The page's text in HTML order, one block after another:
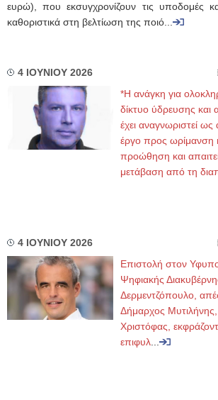
ευρώ), που εκσυγχρονίζουν τις υποδομές
καθοριστικά στη βελτίωση της ποιό...
4 ΙΟΥΝΙΟΥ 2026
*H ανάγκη για
δίκτυο ύδρευσης και
έχει αναγνωριστεί ως
έργο προς ωρίμανση
προώθηση και
μετάβαση από τη
4 ΙΟΥΝΙΟΥ 2026
Επιστολή στον
Ψηφιακής
Δερμεντζόπουλο,
Δήμαρχος
Χριστόφας,
επιφυλ